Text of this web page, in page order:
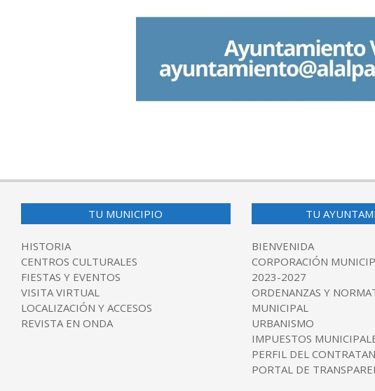
05-
TU MUNICIPIO
HISTORIA
CENTROS CULTURALES
FIESTAS Y EVENTOS
VISITA VIRTUAL
LOCALIZACIÓN Y ACCESOS
REVISTA EN ONDA
TU
BIENVENIDA
CORPORACIÓN
2023-2027
ORDENANZAS Y
MUNICIPAL
URBANISMO
IMPUESTOS
PERFIL DEL
PORTAL DE